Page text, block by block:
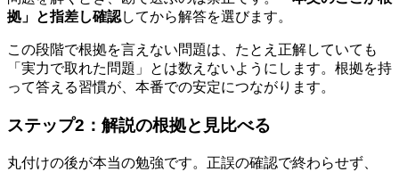
拠」と指差し確認してから解答を選びます。
この段階で根拠を言えない問題は、たとえ正解していても
「実力で取れた問題」とは数えないようにします。根拠を持
って答える習慣が、本番での安定につながります。
ステップ2：解説の根拠と見比べる
丸付けの後が本当の勉強です。正誤の確認で終わらせず、